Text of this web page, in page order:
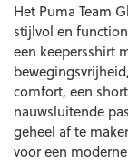
Het Puma Team
stijlvol en
een keepersshirt
comfort, een
nauwsluitende
geheel af te
voor een